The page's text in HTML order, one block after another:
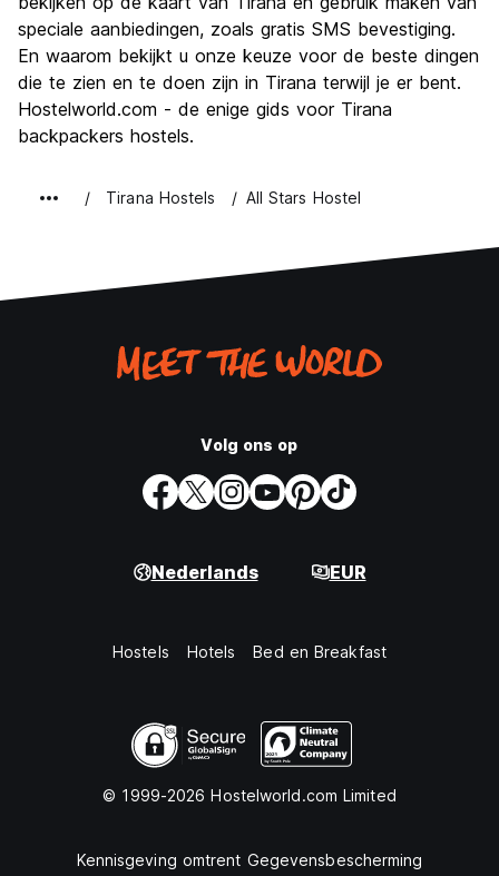
Waarde voor uw geld
8.7
speciale aanbiedingen, zoals gratis SMS bevestiging.
En waarom bekijkt u onze keuze voor de beste dingen
die te zien en te doen zijn in Tirana terwijl je er bent.
Hostelworld.com - de enige gids voor Tirana
backpackers hostels.
Tirana Hostels All Stars Hostel
Volg ons op
Nederlands EUR
Hostels Hotels Bed en Breakfast
© 1999-2026 Hostelworld.com Limited
Kennisgeving omtrent Gegevensbescherming